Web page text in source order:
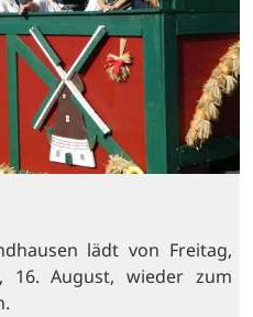
lädt von Freitag,
16. August, wieder zum